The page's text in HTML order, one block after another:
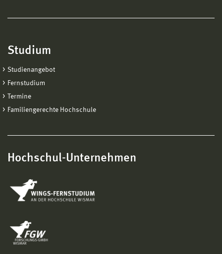
Studium
Studienangebot
Fernstudium
Termine
Familiengerechte Hochschule
Hochschul-Unternehmen